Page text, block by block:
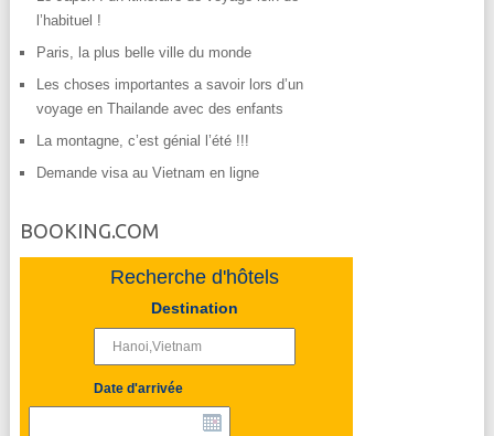
l’habituel !
Paris, la plus belle ville du monde
Les choses importantes a savoir lors d’un
voyage en Thailande avec des enfants
La montagne, c’est génial l’été !!!
Demande visa au Vietnam en ligne
BOOKING.COM
Recherche d'hôtels
Destination
Date d'arrivée